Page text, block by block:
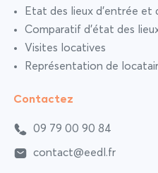
Etat des lieux d’entrée et
Comparatif d’état des
Visites locatives
Représentation de
Contactez
09 79 00 90 84
contact@eedl.fr